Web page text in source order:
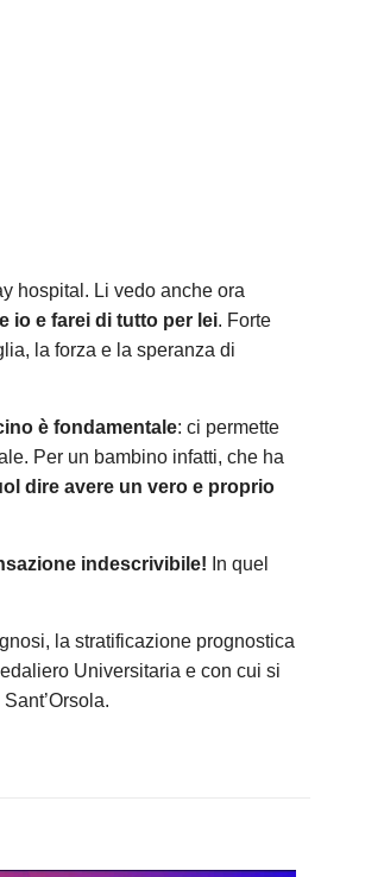
hospital. Li vedo anche ora
io e farei di tutto per lei. Forte
la forza e la speranza di
è fondamentale: ci permette
Per un bambino infatti, che ha
dire avere un vero e proprio
indescrivibile! In quel
la stratificazione prognostica
Universitaria e con cui si